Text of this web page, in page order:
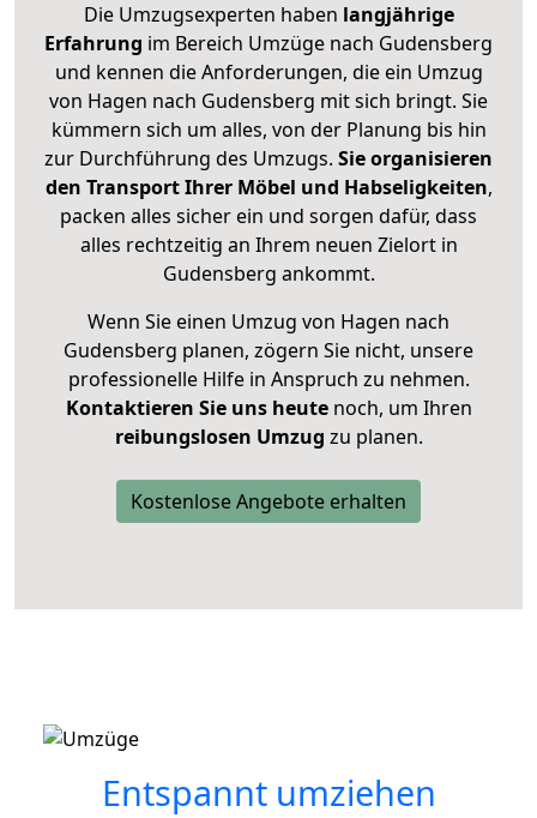
Die Umzugsexperten haben langjährige
Erfahrung im Bereich Umzüge nach Gudensberg
und kennen die Anforderungen, die ein Umzug
von Hagen nach Gudensberg mit sich bringt. Sie
kümmern sich um alles, von der Planung bis hin
zur Durchführung des Umzugs. Sie organisieren
den Transport Ihrer Möbel und Habseligkeiten,
packen alles sicher ein und sorgen dafür, dass
alles rechtzeitig an Ihrem neuen Zielort in
Gudensberg ankommt.
Wenn Sie einen Umzug von Hagen nach
Gudensberg planen, zögern Sie nicht, unsere
professionelle Hilfe in Anspruch zu nehmen.
Kontaktieren Sie uns heutenoch, um Ihren
reibungslosen Umzug zu planen.
Kostenlose Angebote erhalten
Entspannt umziehen